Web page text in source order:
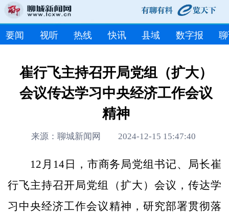
要闻 视听 热线 快讯 县域 数字报
崔行飞主持召开局党组（扩大）
会议传达学习中央经济工作会议
精神
来源：聊城新闻网 2024-12-15 15:47:40
12月14日，市商务局党组书记、局长崔
行飞主持召开局党组（扩大）会议，传达学
习中央经济工作会议精神，研究部署贯彻落